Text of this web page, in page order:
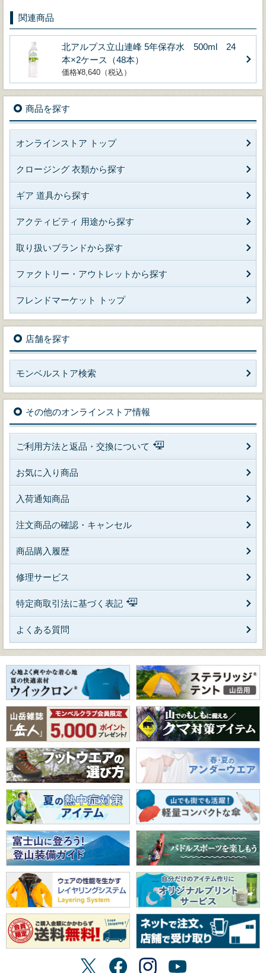
関連商品
北アルプス立山連峰 5年保存水 500ml 24
本×2ケース（48本）
価格¥8,640（税込）
商品を探す
オンラインストア トップ
クロージング 衣類から探す
ギア 道具から探す
アクティビティ 用途から探す
取り扱いブランドから探す
ファクトリー・アウトレットから探す
フレンドマーケット トップ
店舗を探す
モンベルストア検索
その他のオンラインストア情報
ご利用方法と返品・交換について
お気に入り商品
入荷通知商品
注文商品の確認・キャンセル
商品購入履歴
修理サービス
特定商取引法に基づく表記
よくある質問